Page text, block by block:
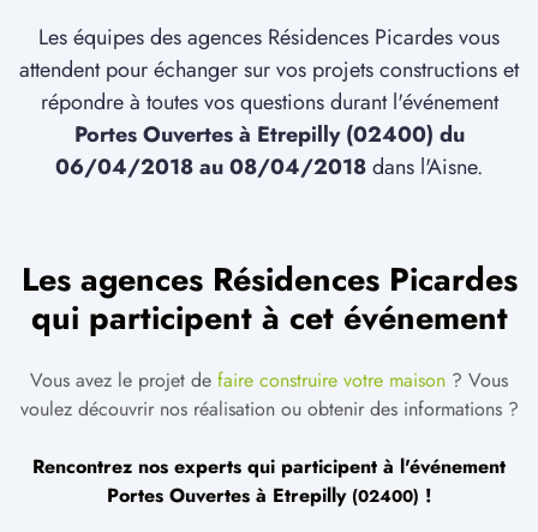
Les équipes des agences Résidences Picardes vous
attendent pour échanger sur vos projets constructions et
répondre à toutes vos questions durant l'événement
Portes Ouvertes à Etrepilly (02400) du
06/04/2018 au 08/04/2018dans l'Aisne.
Les agences Résidences Picardes
qui participent à cet événement
Vous avez le projet de faire construire votre maison ? Vous
voulez découvrir nos réalisation ou obtenir des informations ?
Rencontrez nos experts qui participent à l'événement
Portes Ouvertes à Etrepilly (02400) !